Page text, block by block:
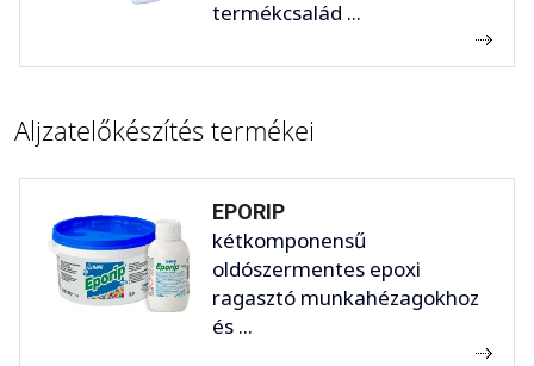
termékcsalád ...
Aljzatelőkészítés termékei
EPORIP
kétkomponensű
oldószermentes epoxi
ragasztó munkahézagokhoz
és ...